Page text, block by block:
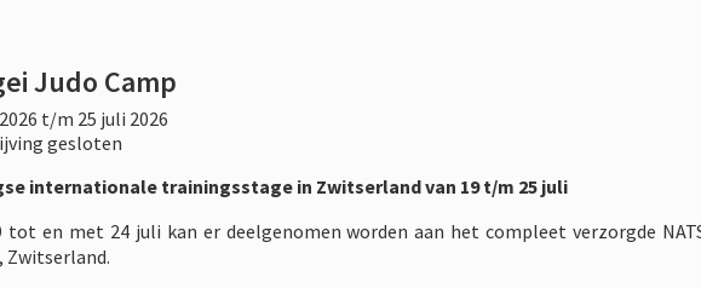
Judo Camp
t/m 25 juli 2026
gesloten
internationale trainingsstage in Zwitserland van 19 t/m 25 juli
tot en met 24 juli kan er deelgenomen worden aan het compleet verzorgde
Zwitserland.